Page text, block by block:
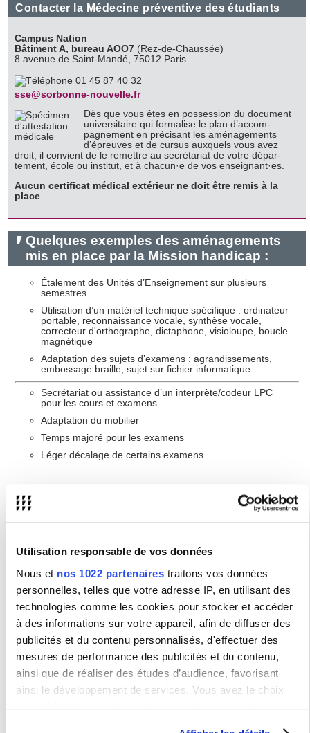
Utilisation responsable de vos données
Nous et nos 1022 partenaires traitons vos données
personnelles, telles que votre adresse IP, en utilisant des
technologies comme les cookies pour stocker et accéder
à des informations sur votre appareil, afin de diffuser des
publicités et du contenu personnalisés, d'effectuer des
mesures de performance des publicités et du contenu,
ainsi que de réaliser des études d’audience, favorisant
ainsi le développement de services. Vous avez le choix
quant à l'utilisation de vos données et à leurs finalités.
Contacter la Médecine préventive des étudiants
Campus Nation
Bâtiment A, bureau AOO7 (Rez-de-Chaussée)
8 avenue de Saint-Mandé, 75012 Paris
01 45 87 40 32
sse@sorbonne-nouvelle.fr
Dès que vous êtes en pos­session du document
universitaire qui formalise le plan d’accom­
pagnement en pré­cisant les aménage­ments
d’épreuves et de cursus auxquels vous avez
droit, il convient de le remettre au secrétariat de votre dépar­
tement, école ou institut, et à chacun·e de vos ensei­gnant·es.
Aucun certificat médical extérieur ne doit être remis à la
place.
Quelques exemples des aménagements
mis en place par la Mission handicap :
Étalement des Unités d’Enseignement sur plusieurs
semestres
Utilisation d’un matériel technique spécifique : ordinateur
portable, reconnaissance vocale, synthèse vocale,
correcteur d'orthographe, dictaphone, visioloupe, boucle
magnétique
Adaptation des sujets d’examens : agrandissements,
embossage braille, sujet sur fichier informatique
Secrétariat ou assistance d’un interprète/codeur LPC
pour les cours et examens
Adaptation du mobilier
Temps majoré pour les examens
Léger décalage de certains examens
Les aides humaines
L’équipe de la Mission handicap peut proposer des
tutorats pédagogiques, une aide au travail en
bibliothèqueet laprise de cours en note , grâce à son
étudiant·e·s aidant·e·s
Un·e référent·e handicap, souvent un·e enseignant·e, est
présent·e dans chaque composanteet dans laBibliothèque
. Il ou elle y constitue votre relais (questions concernant
l’organisation et le fonctionnement de la formation).
Projet et insertion professionnels
Vous avez la possibilité de préparer votre
projet professionnel